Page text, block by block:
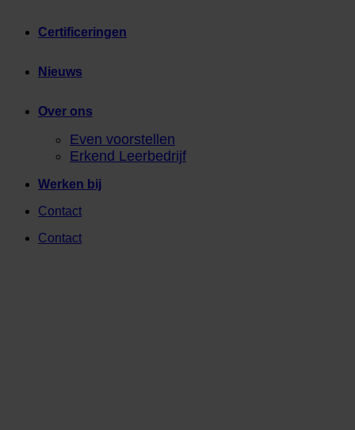
Certificeringen
Nieuws
Over ons
Even voorstellen
Erkend Leerbedrijf
Werken bij
Contact
Contact